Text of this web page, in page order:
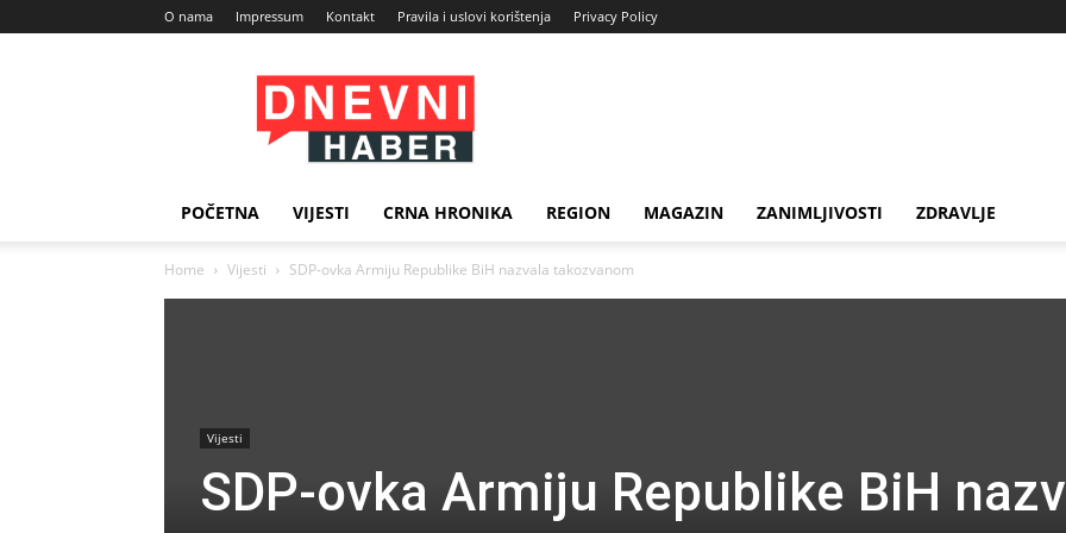
O nama Impressum Kontakt Pravila i uslovi korištenja Privacy Policy
Dnevni
Haber
POČETNA VIJESTI CRNA HRONIKA REGION MAGAZIN ZANIMLJIVOSTI ZDRAVLJE
Home Vijesti SDP-ovka Armiju Republike BiH nazvala takozvanom
Vijesti
SDP-ovka Armiju Republike BiH